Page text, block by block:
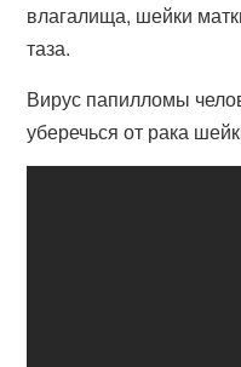
влагалища, шейки
таза.
Вирус папилломы
уберечься от рака